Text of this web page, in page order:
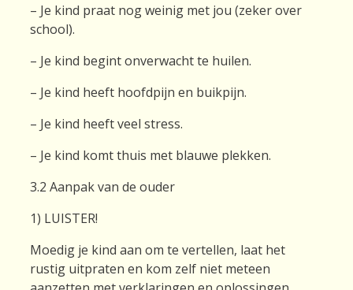
– Je kind praat nog weinig met jou (zeker over
school).
– Je kind begint onverwacht te huilen.
– Je kind heeft hoofdpijn en buikpijn.
– Je kind heeft veel stress.
– Je kind komt thuis met blauwe plekken.
3.2 Aanpak van de ouder
1) LUISTER!
Moedig je kind aan om te vertellen, laat het
rustig uitpraten en kom zelf niet meteen